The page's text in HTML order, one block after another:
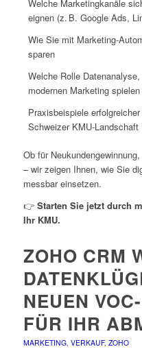
Welche Marketingkanäle
eignen (z. B. Google Ads,
Wie Sie mit Marketing-
sparen
Welche Rolle
modernen Marketing spielen
Praxisbeispiele
Schweizer KMU-Landschaft
Ob für
– wir zeigen Ihnen, wie Sie
messbar einsetzen.
👉 Starten Sie jetzt durch
Ihr KMU.
ZOHO CRM
NEUEN
FÜR IHR
MARKETING, VERKAUF, ZOHO